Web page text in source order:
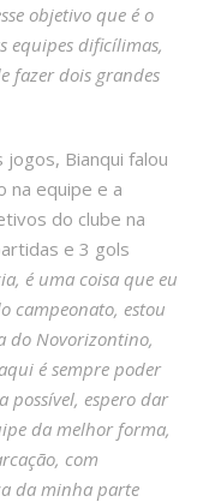
objetivo que é o
equipes dificílimas,
fazer dois grandes
Bianqui falou
na equipe e a
do clube na
e 3 gols
é uma coisa que eu
campeonato, estou
do Novorizontino,
é sempre poder
possível, espero dar
da melhor forma,
com
da minha parte